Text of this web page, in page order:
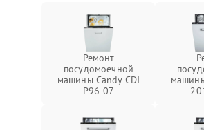
Ремонт
посудомоечной
машины Candy CDI
P96-07